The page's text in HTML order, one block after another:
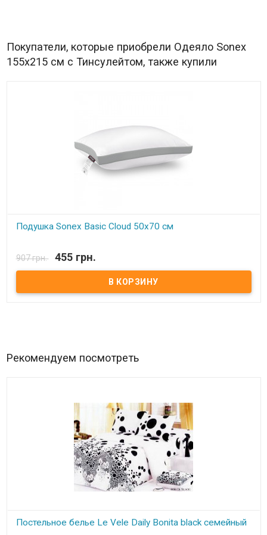
Покупатели, которые приобрели Одеяло Sonex
155x215 см с Тинсулейтом, также купили
Подушка Sonex Basic Cloud 50х70 см
Подушка Sonex Basic Cloud 50х70 см Размер: 50x70 см.
Наполнитель: искусственный лебяжий пух Чехол: микрофайбер.
Производитель: Sonex (Украина). Гипоаллергенное изделие
Дышащие вставки Air-Tex Можно стирать Подушка на молнии
Экологические материалы Защита от пылевых клещей, бактерий
907 грн. 455 грн.
Рекомендуем посмотреть
Постельное белье Le Vele Daily Bonita black семейный